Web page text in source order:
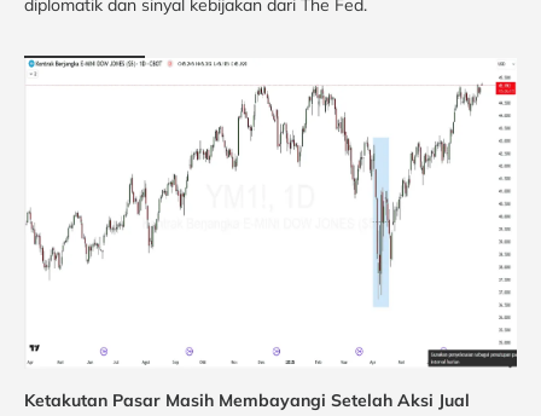
diplomatik dan sinyal kebijakan dari The Fed.
Ketakutan Pasar Masih Membayangi Setelah Aksi Jual